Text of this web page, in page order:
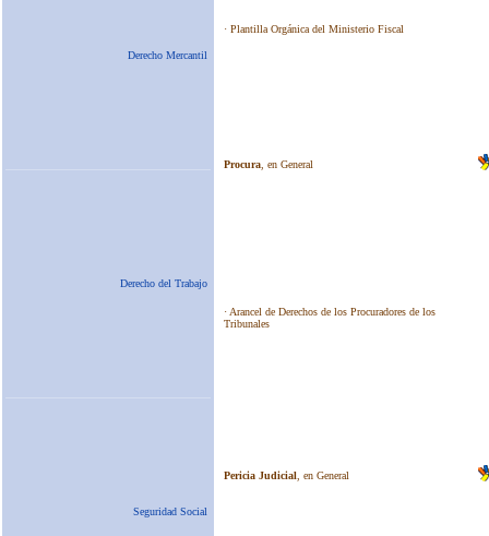
Derecho Mercantil
Derecho del Trabajo
Seguridad Social